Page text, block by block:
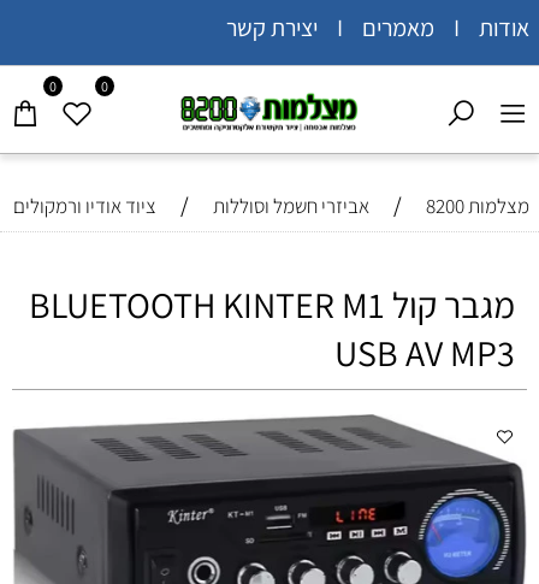
אודות I מאמרים I יצירת קשר
0 0
מצלמות 8200 / אביזרי חשמל וסוללות / ציוד אודיו ורמקולים
מגבר קול BLUETOOTH KINTER M1
USB AV MP3